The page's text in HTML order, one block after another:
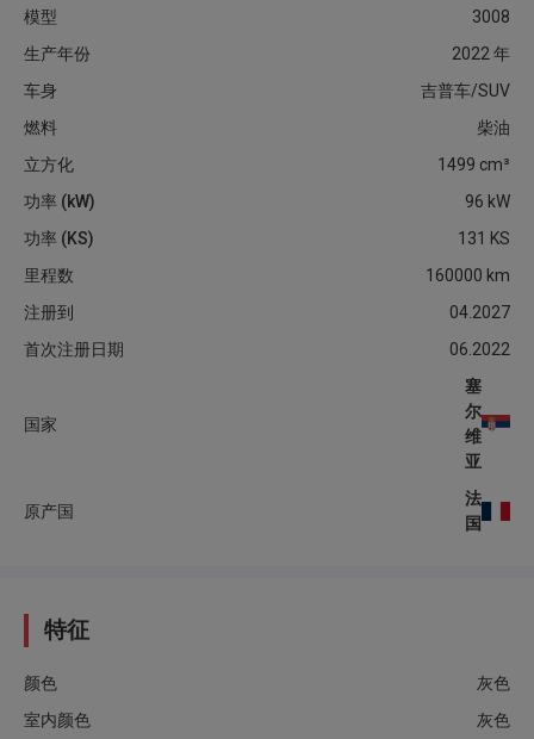
模型
3008
生产年份
2022 年
车身
吉普车/SUV
燃料
柴油
立方化
1499 cm³
功率 (kW)
96 kW
功率 (KS)
131 KS
里程数
160000 km
注册到
04.2027
首次注册日期
06.2022
国家
塞
尔
维
亚
原产国
法
国
特征
颜色
灰色
室内颜色
灰色